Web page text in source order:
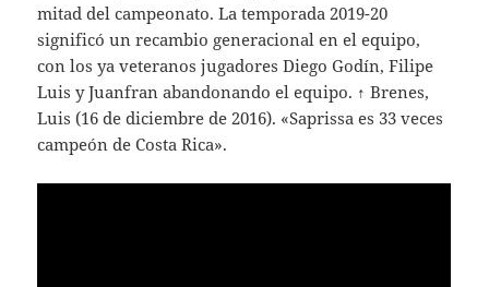
mitad del campeonato. La temporada 2019-20
significó un recambio generacional en el equipo,
con los ya veteranos jugadores Diego Godín, Filipe
Luis y Juanfran abandonando el equipo. ↑ Brenes,
Luis (16 de diciembre de 2016). «Saprissa es 33 veces
campeón de Costa Rica».